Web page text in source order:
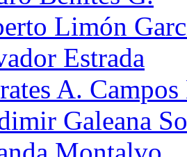
Limón
Estrada
A.
Galeana